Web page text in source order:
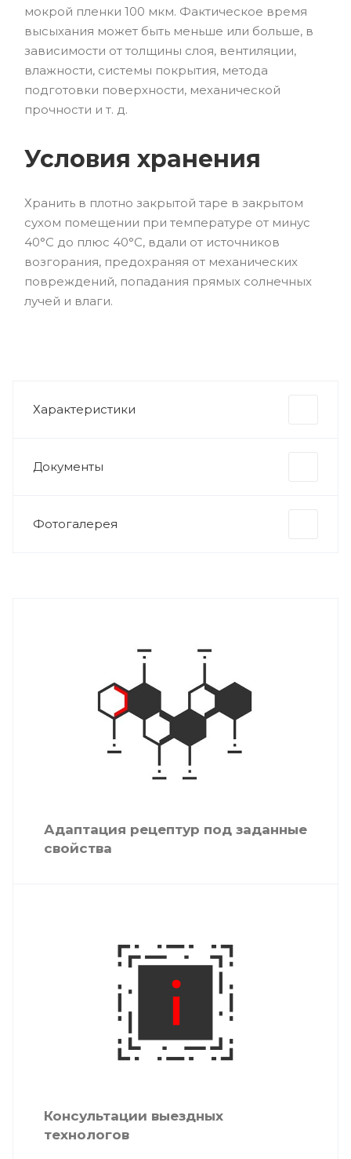
мокрой пленки 100 мкм. Фактическое время
высыхания может быть меньше или больше, в
зависимости от толщины слоя, вентиляции,
влажности, системы покрытия, метода
подготовки поверхности, механической
прочности и т. д.
Условия хранения
Хранить в плотно закрытой таре в закрытом
сухом помещении при температуре от минус
40°С до плюс 40°С, вдали от источников
возгорания, предохраняя от механических
повреждений, попадания прямых солнечных
лучей и влаги.
Характеристики
Документы
Фотогалерея
Адаптация рецептур под заданные
свойства
Консультации выездных
технологов